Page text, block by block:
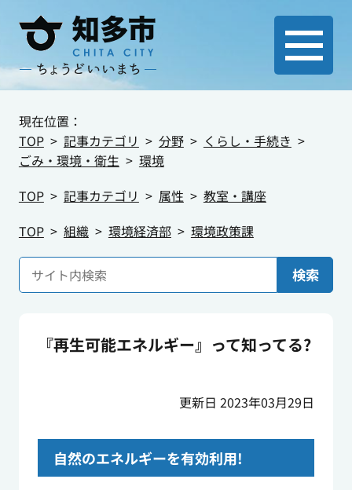
現在位置：
TOP
記事カテゴリ 分野
くらし・手続き
ごみ・環境・衛生
環境
TOP
記事カテゴリ 属性
教室・講座
TOP
組織 環境経済部 環境政策課
検索
『再生可能エネルギー』って知ってる?
更新日 2023年03月29日
自然のエネルギーを有効利用!